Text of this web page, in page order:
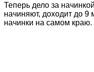
Теперь дело за
начиняют, доходит до 9
начинки на самом краю.